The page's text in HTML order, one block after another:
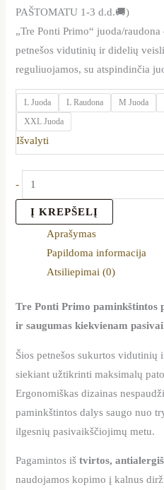
PAŠTOMATU 1-3 d.d.🚚)
„Tre Ponti Primo“ juoda/
petnešos vidutinių ir didelių
reguliuojamos, su atspindinčia
L Juoda L Raudona M Juoda
XXL Juoda
Išvalyti
-
Į KREPŠELĮ
Aprašymas
Papildoma informacija
Atsiliepimai (0)
Tre Ponti Primo paminkštintos
ir saugumas kiekvienam
Šios petnešos sukurtos vidutinių
siekiant užtikrinti maksimalų
Ergonomiškas dizainas
paminkštintos dalys saugo nuo
ilgesnių pasivaikščiojimų metu.
Pagamintos ištvirtos,
naudojamos kopimo į kalnus